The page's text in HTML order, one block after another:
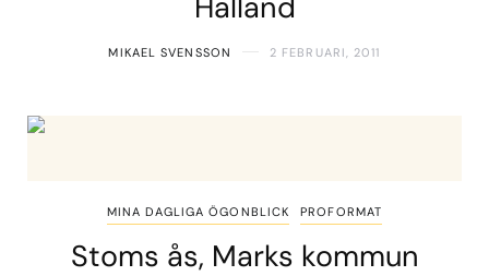
MIKAEL SVENSSON 2 FEBRUARI, 2011
MINA DAGLIGA ÖGONBLICK PROFORMAT
Stoms ås, Marks kommun